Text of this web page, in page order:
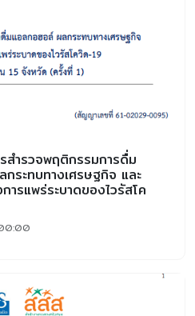
ำรวจพฤติกรรมการดื่ม
ระทบทางเศรษฐกิจ และ
รแพร่ระบาดของไวรัสโค